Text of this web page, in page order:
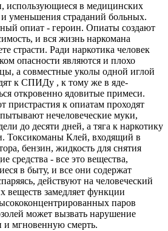
использующиеся в медицинских
и уменьшения страданий больных.
опиат - героин. Опиаты создают
и вся жизнь наркомана
страсти. Ради наркотика человек
опасности являются и плохо
а совместные уколы одной иглой
к СПИДу , к тому же в яде-
откровенно ядовитые примеси.
пристрастия к опиатам проходят
нечеловеческие муки,
до десяти дней, а тяга к наркотику
Токсикоманы Клей, входящий в
бензин, жидкость для снятия
средства - все это вещества,
в быту, и все они содержат
действуют на человеческий
веществ замедляет функции
паров
может вызвать нарушение
и мгновенную смерть.